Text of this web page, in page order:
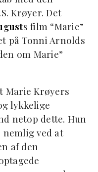
Krøyer. Det
s film “Marie”
på Tonni Arnolds
om Marie”
Marie Krøyers
lykkelige
netop dette. Hun
ved at
af den